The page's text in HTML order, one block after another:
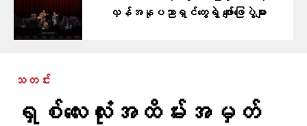
လှန်အနုပညာရှင်တွေရဲ့ ဖျော်ဖြေပွဲများ
သတင်း
ရှစ်လေးလုံးအထိမ်းအမှတ်